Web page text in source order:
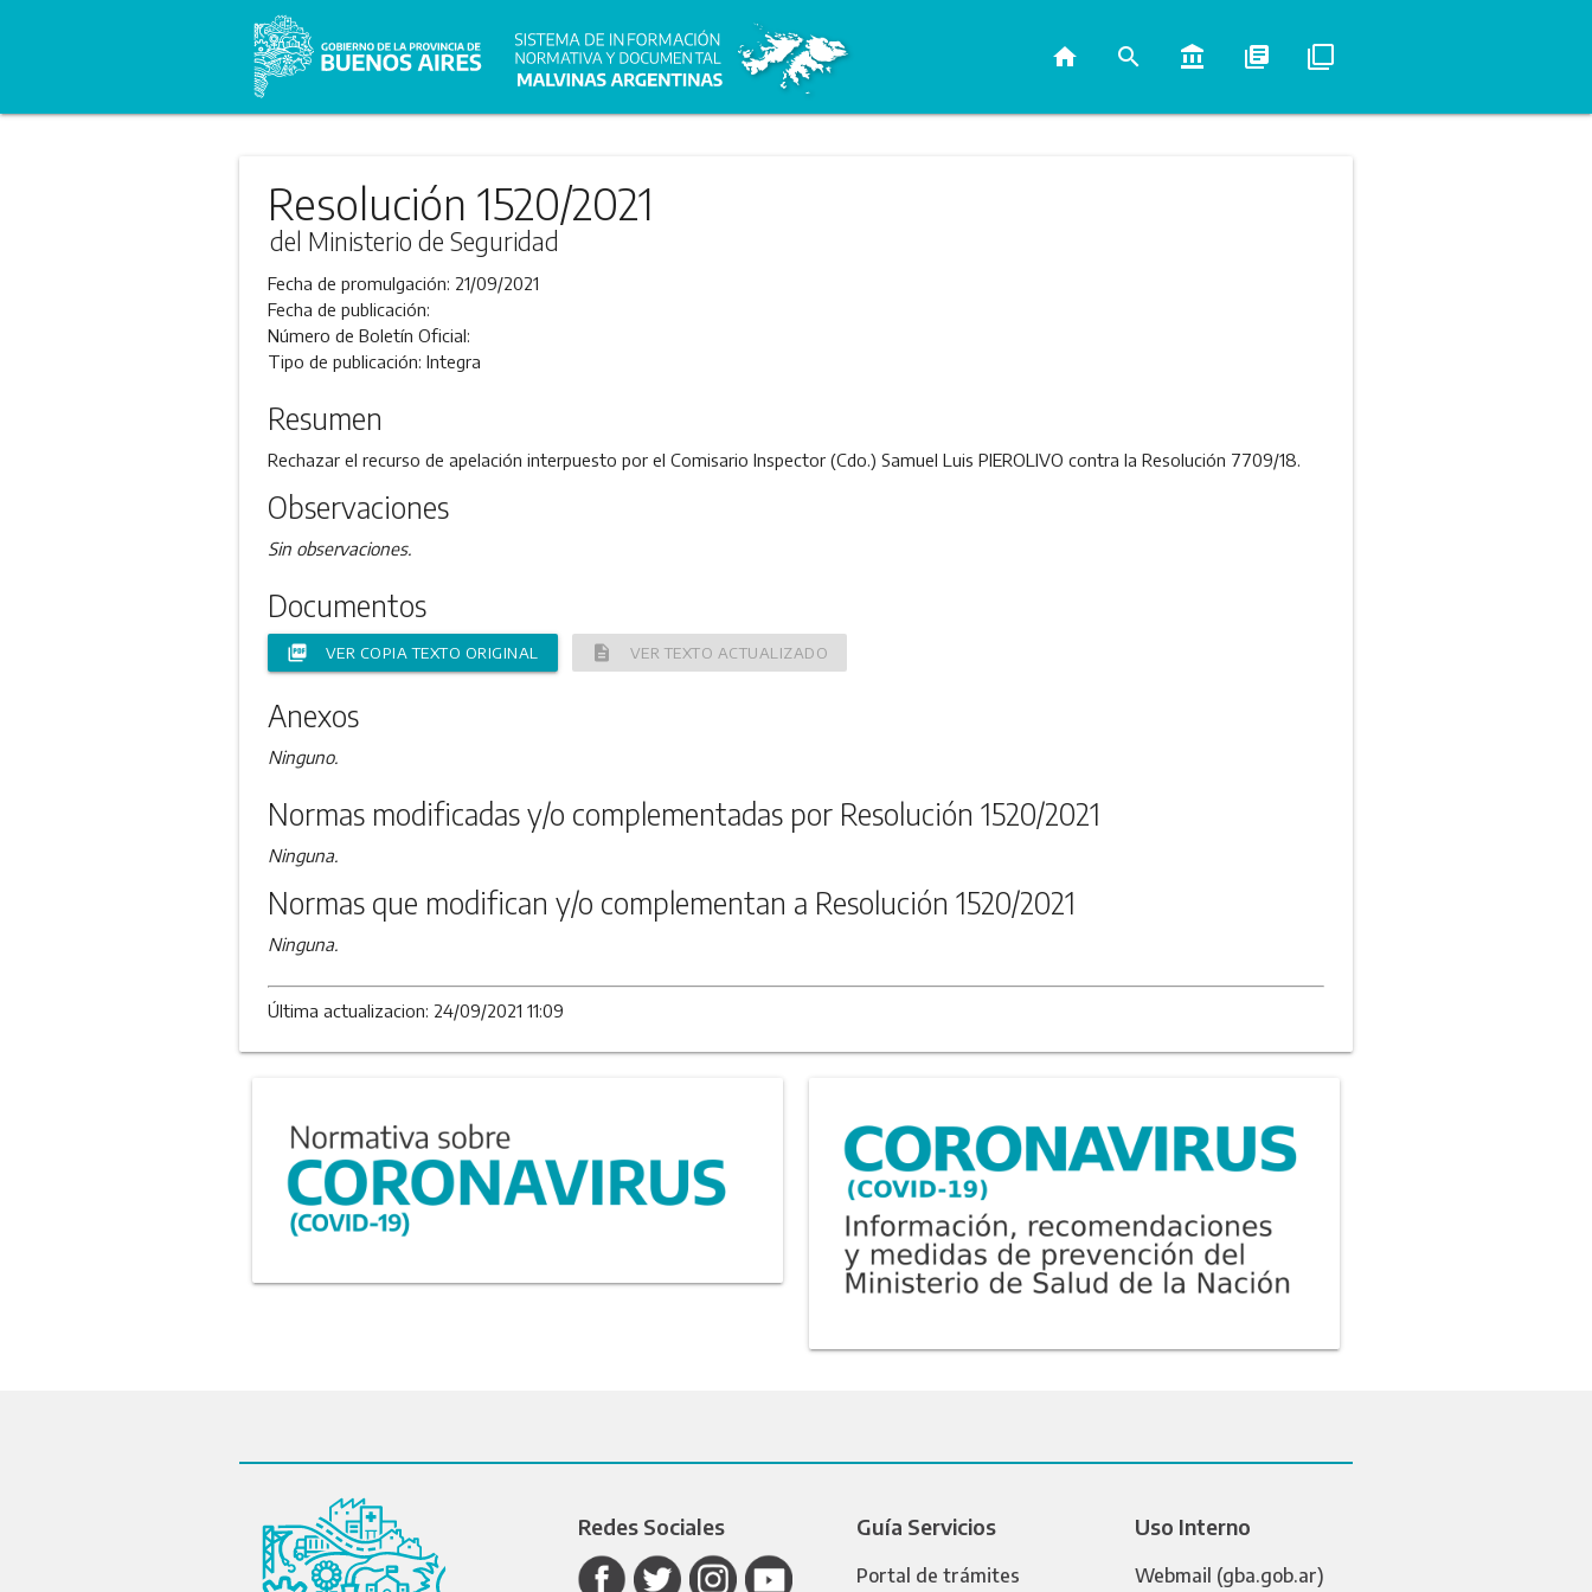
home search account_balance library_books filter_none
Resolución 1520/2021
del Ministerio de Seguridad
Fecha de promulgación: 21/09/2021
Fecha de publicación:
Número de Boletín Oficial:
Tipo de publicación: Integra
Resumen
Rechazar el recurso de apelación interpuesto por el Comisario Inspector (Cdo.) Samuel Luis PIEROLIVO contra la Resolución 7709/18.
Observaciones
Sin observaciones.
Documentos
picture_as_pdf VER COPIA TEXTO ORIGINAL description VER TEXTO ACTUALIZADO
Anexos
Ninguno.
Normas modificadas y/o complementadas por Resolución 1520/2021
Ninguna.
Normas que modifican y/o complementan a Resolución 1520/2021
Ninguna.
Última actualizacion: 24/09/2021 11:09
Redes Sociales Guía Servicios
Portal de trámites
Uso Interno
Webmail (gba.gob.ar)